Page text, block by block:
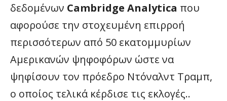
δεδομένων Cambridge Analytica που
αφορούσε την στοχευμένη επιρροή
περισσότερων από 50 εκατομμυρίων
Αμερικανών ψηφοφόρων ώστε να
ψηφίσουν τον πρόεδρο Ντόναλντ Τραμπ,
ο οποίος τελικά κέρδισε τις εκλογές..